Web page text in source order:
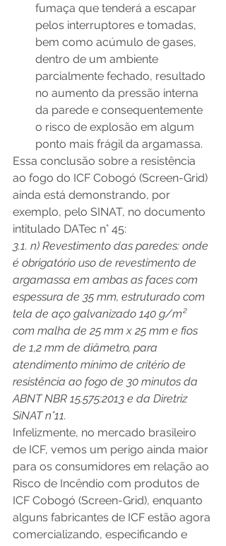
fumaça que tenderá a escapar
pelos interruptores e tomadas,
bem como acúmulo de gases,
dentro de um ambiente
parcialmente fechado, resultado
no aumento da pressão interna
da parede e consequentemente
o risco de explosão em algum
ponto mais frágil da argamassa.
Essa conclusão sobre a resistência
ao fogo do ICF Cobogó (Screen-Grid)
ainda está demonstrando, por
exemplo, pelo SINAT, no documento
intitulado DATec n° 45:
3.1. n) Revestimento das paredes: onde
é obrigatório uso de revestimento de
argamassa em ambas as faces com
espessura de 35 mm, estruturado com
tela de aço galvanizado 140 g/m²
com malha de 25 mm x 25 mm e fios
de 1,2 mm de diâmetro, para
atendimento mínimo de critério de
resistência ao fogo de 30 minutos da
ABNT NBR 15.575:2013 e da Diretriz
SiNAT n°11.
Infelizmente, no mercado brasileiro
de ICF, vemos um perigo ainda maior
para os consumidores em relação ao
Risco de Incêndio com produtos de
ICF Cobogó (Screen-Grid), enquanto
alguns fabricantes de ICF estão agora
comercializando, especificando e